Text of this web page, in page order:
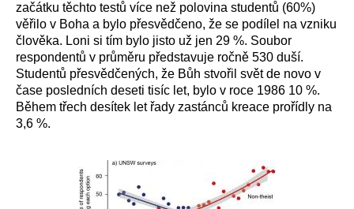
začátku těchto testů více než polovina studentů (60%)
věřilo v Boha a bylo přesvědčeno, že se podílel na vzniku
člověka. Loni si tím bylo jisto už jen 29 %. Soubor
respondentů v průměru představuje ročně 530 duší.
Studentů přesvědčených, že Bůh stvořil svět de novo v
čase posledních deseti tisíc let, bylo v roce 1986 10 %.
Během třech desítek let řady zastánců kreace prořídly na
3,6 %.